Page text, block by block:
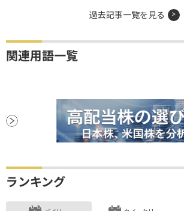
過去記事一覧を見る
関連用語一覧
ランキング